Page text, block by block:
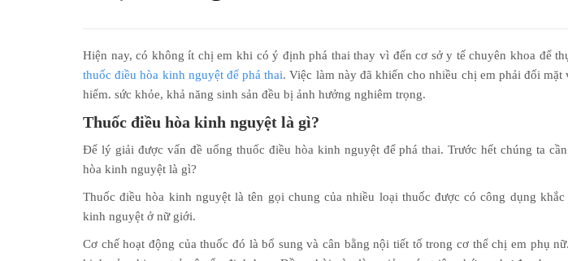
Hiện nay, có không ít chị em khi có ý định phá thai thay vì đến cơ sở y tế chuyên khoa để
thuốc điều hòa kinh nguyệt để phá thai. Việc làm này đã khiến cho nhiều chị em phải đối
hiểm. sức khỏe, khả năng sinh sản đều bị ảnh hưởng nghiêm trọng.
Thuốc điều hòa kinh nguyệt là gì?
Để lý giải được vấn đề uống thuốc điều hòa kinh nguyệt để phá thai. Trước hết chúng ta
hòa kinh nguyệt là gì?
Thuốc điều hòa kinh nguyệt là tên gọi chung của nhiều loại thuốc được có công dụng
kinh nguyệt ở nữ giới.
Cơ chế hoạt động của thuốc đó là bổ sung và cân bằng nội tiết tố trong cơ thể chị em phụ